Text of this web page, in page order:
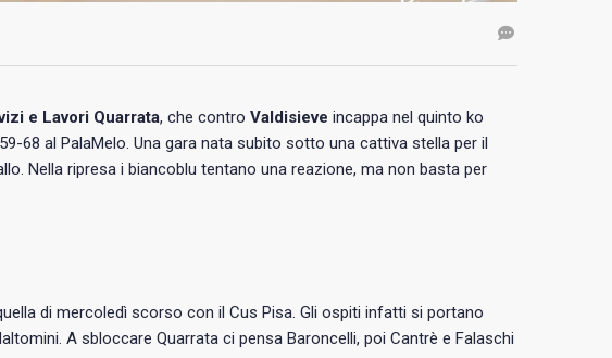
e Lavori Quarrata, che contro Valdisieve incappa nel quinto ko
68 al PalaMelo. Una gara nata subito sotto una cattiva stella per il
Nella ripresa i biancoblu tentano una reazione, ma non basta per
di mercoledì scorso con il Cus Pisa. Gli ospiti infatti si portano
A sbloccare Quarrata ci pensa Baroncelli, poi Cantrè e Falaschi